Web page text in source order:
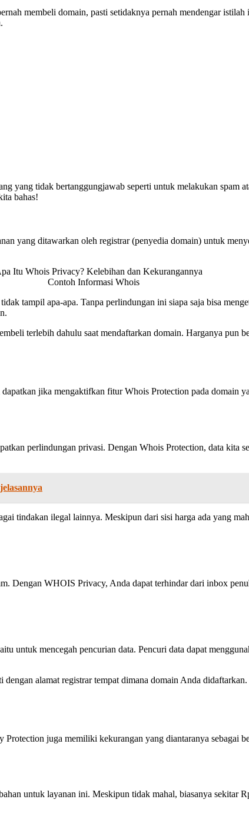
membeli domain, pasti setidaknya pernah mendengar
yang tidak bertanggungjawab seperti untuk melakukan spam
bahas!
yang ditawarkan oleh registrar (penyedia domain) untuk
Contoh Informasi Whois
tampil apa-apa. Tanpa perlindungan ini siapa saja bisa
terlebih dahulu saat mendaftarkan domain. Harganya pun
jika mengaktifkan fitur Whois Protection pada domain
perlindungan privasi. Dengan Whois Protection, data kita
tindakan ilegal lainnya. Meskipun dari sisi harga ada yang
Dengan WHOIS Privacy, Anda dapat terhindar dari inbox
untuk mencegah pencurian data. Pencuri data dapat
alamat registrar tempat dimana domain Anda
juga memiliki kekurangan yang diantaranya sebagai
untuk layanan ini. Meskipun tidak mahal, biasanya sekitar